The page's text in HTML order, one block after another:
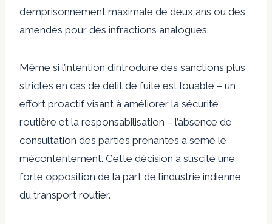
d’emprisonnement maximale de deux ans ou des
amendes pour des infractions analogues.
Même si l’intention d’introduire des sanctions plus
strictes en cas de délit de fuite est louable – un
effort proactif visant à améliorer la sécurité
routière et la responsabilisation – l’absence de
consultation des parties prenantes a semé le
mécontentement. Cette décision a suscité une
forte opposition de la part de l’industrie indienne
du transport routier.